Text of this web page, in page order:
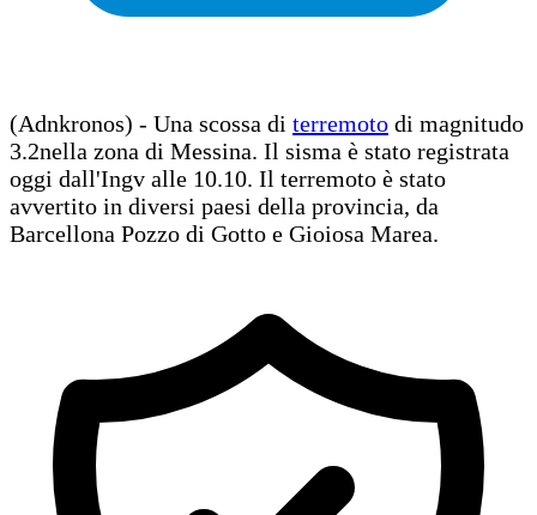
(Adnkronos) - Una scossa di terremoto di magnitudo
3.2nella zona di Messina. Il sisma è stato registrata
oggi dall'Ingv alle 10.10. Il terremoto è stato
avvertito in diversi paesi della provincia, da
Barcellona Pozzo di Gotto e Gioiosa Marea.